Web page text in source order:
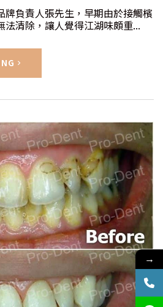
牌負責人張先生，早期由於接觸檳
法清除，讓人覺得江湖味頗重...
→